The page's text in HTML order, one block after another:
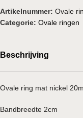
Artikelnummer: Ovale
Categorie: Ovale ringen
Beschrijving
Ovale ring mat nickel
Bandbreedte 2cm